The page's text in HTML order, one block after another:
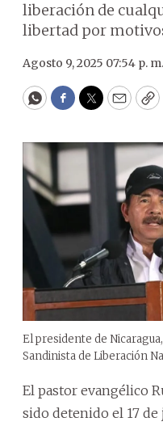
liberación de
libertad por
Agosto 9, 2025 07:54 p.
WhatsApp
Facebook
Twitter
Email
El presidente de
Sandinista de Liberación
El pastor evangélico
sido detenido el 17 de